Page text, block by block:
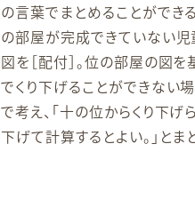
の言葉でまとめることができ
の部屋が完成できていない
図を［配付］。位の部屋の図
でくり下げることができない
で考え、「十の位からくり下げ
下げて計算するとよい。」とま